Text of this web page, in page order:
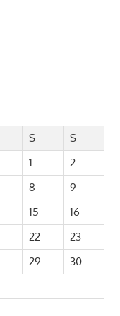
S
S
1
2
8
9
15
16
22
23
29
30